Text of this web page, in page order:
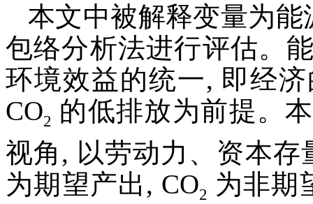
本文中被解释变量为能
包络分析法进行评估。
环境效益的统一, 即经
CO2 的低排放为前提。
视角, 以劳动力、资本存
为期望产出, CO2 为非期